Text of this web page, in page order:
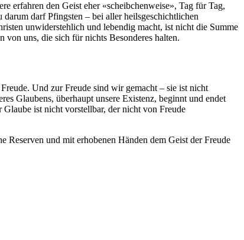
erfahren den Geist eher «scheibchenweise», Tag für Tag,
darf Pfingsten – bei aller heilsgeschichtlichen
unwiderstehlich und lebendig macht, ist nicht die Summe
uns, die sich für nichts Besonderes halten.
Und zur Freude sind wir gemacht – sie ist nicht
Glaubens, überhaupt unsere Existenz, beginnt und endet
ist nicht vorstellbar, der nicht von Freude
und mit erhobenen Händen dem Geist der Freude